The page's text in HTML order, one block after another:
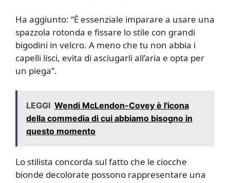
Ha aggiunto: “È essenziale imparare a usare una
spazzola rotonda e fissare lo stile con grandi
bigodini in velcro. A meno che tu non abbia i
capelli lisci, evita di asciugarli all’aria e opta per
un piega”.
LEGGI Wendi McLendon-Covey è l'icona
della commedia di cui abbiamo bisogno in
questo momento
Lo stilista concorda sul fatto che le ciocche
bionde decolorate possono rappresentare una